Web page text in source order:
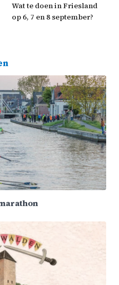
Wat te doen in Friesland
op 6, 7 en 8 september?